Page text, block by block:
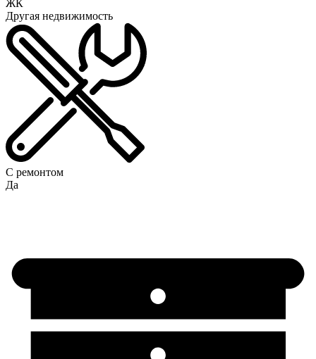
ЖК
Другая недвижимость
С ремонтом
Да